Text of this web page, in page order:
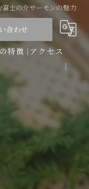
士の介サーモンの魅力
合わせ
特徴
アクセス